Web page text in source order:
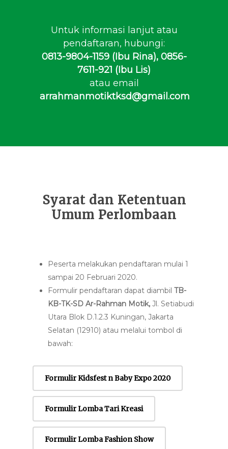
Untuk informasi lanjut atau
pendaftaran, hubungi:
0813-9804-1159 (Ibu Rina), 0856-
7611-921 (Ibu Lis)
atau email
arrahmanmotiktksd@gmail.com
Syarat dan Ketentuan
Umum Perlombaan
Peserta melakukan pendaftaran mulai 1
sampai 20 Februari 2020.
Formulir pendaftaran dapat diambilTB-
KB-TK-SD Ar-Rahman Motik,Jl.Setiabudi
Utara Blok D.1.2.3 Kuningan, Jakarta
Selatan (12910) atau melalui tombol di
bawah:
Formulir Kidsfest n Baby Expo 2020
Formulir Lomba Tari Kreasi
Formulir Lomba Fashion Show